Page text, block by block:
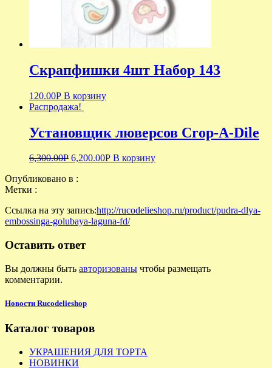
Скрапфишки 4шт Набор 143
120.00Р В корзину
Распродажа!
Установщик люверсов Crop-A-Dile
6,300.00Р 6,200.00Р В корзину
Опубликовано в :
Метки :
Ссылка на эту запись:http://rucodelieshop.ru/product/pudra-dlya-
embossinga-golubaya-laguna-fd/
Оставить ответ
Вы должны быть авторизованы чтобы размещать
комментарии.
Новости Rucodelieshop
Каталог товаров
УКРАШЕНИЯ ДЛЯ ТОРТА
НОВИНКИ